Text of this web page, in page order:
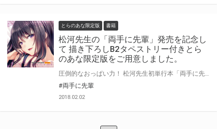
とらのあな限定版 書籍
松河先生の「両手に先輩」発売を記念し
て 描き下ろしB2タペストリー付きとら
のあな限定版をご用意しました。
#両手に先輩
2018.02.02